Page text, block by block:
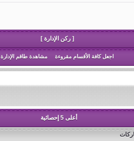
[ ركن الإدارة ]
اجعل كافة الأقسام مقروءة مشاهدة طاقم الإدارة
أعلى 5 إحصائية